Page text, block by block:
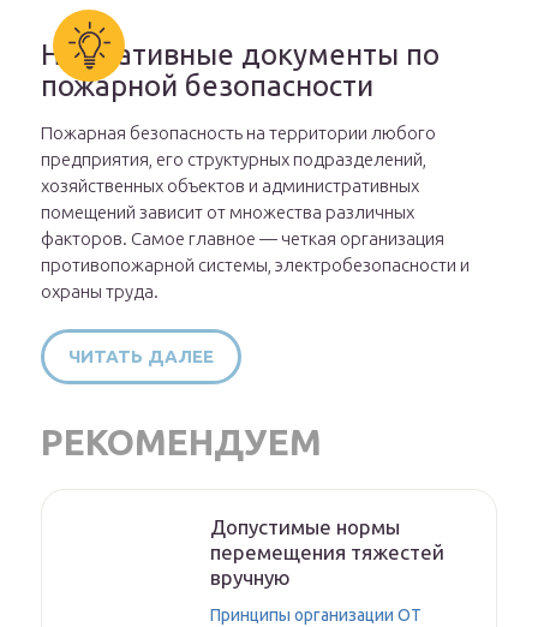
Нормативные документы по
пожарной безопасности
Пожарная безопасность на территории любого
предприятия, его структурных подразделений,
хозяйственных объектов и административных
помещений зависит от множества различных
факторов. Самое главное — четкая организация
противопожарной системы, электробезопасности и
охраны труда.
ЧИТАТЬ ДАЛЕЕ
РЕКОМЕНДУЕМ
Допустимые нормы
перемещения тяжестей
вручную
Принципы организации ОТ